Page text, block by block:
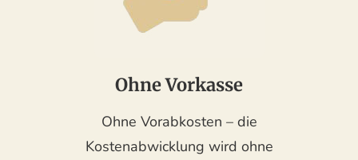
Ohne Vorkasse
Ohne Vorabkosten – die
Kostenabwicklung wird ohne